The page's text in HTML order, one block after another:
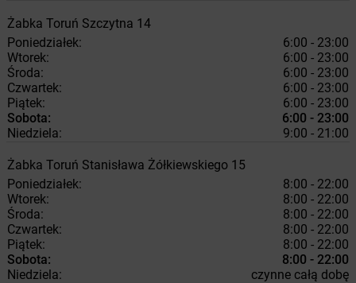
Żabka Toruń Szczytna 14
Poniedziałek:
6:00 - 23:00
Wtorek:
6:00 - 23:00
Środa:
6:00 - 23:00
Czwartek:
6:00 - 23:00
Piątek:
6:00 - 23:00
Sobota:
6:00 - 23:00
Niedziela:
9:00 - 21:00
Żabka Toruń Stanisława Żółkiewskiego 15
Poniedziałek:
8:00 - 22:00
Wtorek:
8:00 - 22:00
Środa:
8:00 - 22:00
Czwartek:
8:00 - 22:00
Piątek:
8:00 - 22:00
Sobota:
8:00 - 22:00
Niedziela:
czynne całą dobę